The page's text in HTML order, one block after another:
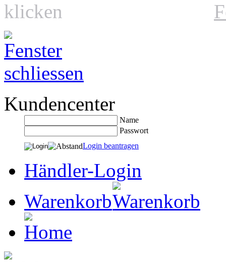
klicken
Kundencenter
Name
Passwort
Login beantragen
Händler-Login
Warenkorb